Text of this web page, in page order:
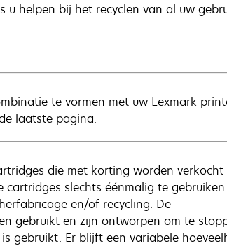
u helpen bij het recyclen van al uw
te vormen met uw Lexmark
laatste pagina.
die met korting worden verkocht
slechts éénmalig te gebruiken
en/of recycling. De
gebruikt en zijn ontworpen om te
gebruikt. Er blijft een variabele